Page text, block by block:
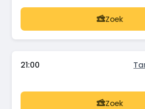
Zoek
21:00
Zoek